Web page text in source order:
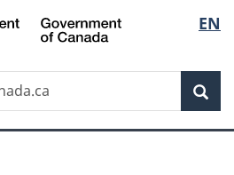
Passer
au
principal
Passer
à
Au
du
Passer
à
version
simplifiée
de
la
EN